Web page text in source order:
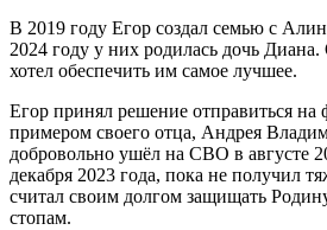
В 2019 году Егор создал семью с
2024 году у них родилась дочь
хотел обеспечить им самое лучшее.
Егор принял решение отправиться
примером своего отца, Андрея
добровольно ушёл на СВО в августе
декабря 2023 года, пока не получил
считал своим долгом защищать
стопам.